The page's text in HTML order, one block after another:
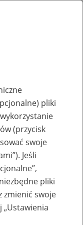
50+
pliki
(przycisk
swoje
Jeśli
pliki
zmienić swoje
„Ustawienia